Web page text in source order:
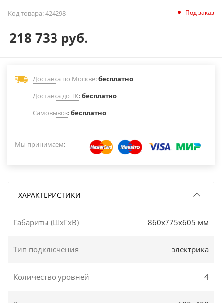
Код товара:424298 Под заказ
218 733 руб.
Доставка по Москве:бесплатно
Доставка до ТК:бесплатно
Самовывоз:бесплатно
Мы принимаем:
ХАРАКТЕРИСТИКИ
Габариты (ШxГxВ) 860x775x605 мм
Тип подключения электрика
Количество уровней 4